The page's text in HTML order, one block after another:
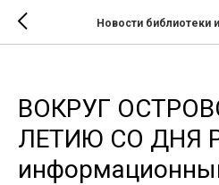
Новости библиотеки
ВОКРУГ
ЛЕТИЮ СО ДНЯ